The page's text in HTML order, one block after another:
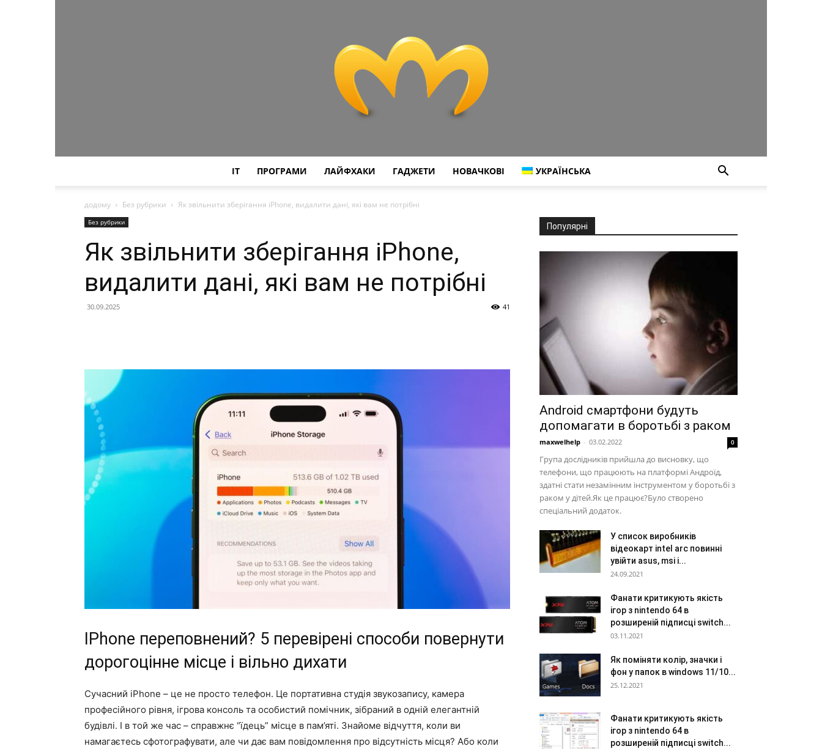
IT ПРОГРАМИ ЛАЙФХАКИ ГАДЖЕТИ НОВАЧКОВІ УКРАЇНСЬКА
додому Без рубрики Як звільнити зберігання iPhone, видалити дані, які вам не потрібні
Без рубрики
Як звільнити зберігання iPhone,
видалити дані, які вам не потрібні
30.09.2025 41
IPhone переповнений? 5 перевірені способи повернути
дорогоцінне місце і вільно дихати
Сучасний iPhone – це не просто телефон. Це портативна студія звукозапису, камера
професійного рівня, ігрова консоль та особистий помічник, зібраний в одній елегантній
будівлі. І в той же час – справжнє “їдець” місце в пам’яті. Знайоме відчуття, коли ви
намагаєтесь сфотографувати, але чи дає вам повідомлення про відсутність місця? Або коли
Популярні
Android смартфони будуть
допомагати в боротьбі з раком
maxwelhelp - 03.02.2022 0
Група дослідників прийшла до висновку, що
телефони, що працюють на платформі Андроїд,
здатні стати незамінним інструментом у боротьбі з
раком у дітей.Як це працює?Було створено
спеціальний додаток.
У список виробників
відеокарт intel arc повинні
увійти asus, msi і...
24.09.2021
Фанати критикують якість
ігор з nintendo 64 в
розширеній підписці switch...
03.11.2021
Як поміняти колір, значки і
фон у папок в windows 11/10...
25.12.2021
Фанати критикують якість
ігор з nintendo 64 в
розширеній підписці switch...